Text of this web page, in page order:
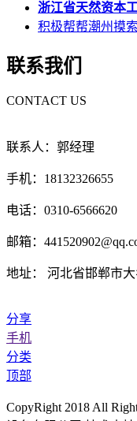
浙江省天然资本
积极帮帮潮州摸
联系我们
CONTACT US
联系人：郭经理
手机：18132326655
电话：0310-6566620
邮箱：
地址： 河北省邯郸市
分享
手机
分类
顶部
CopyRight 2018 All